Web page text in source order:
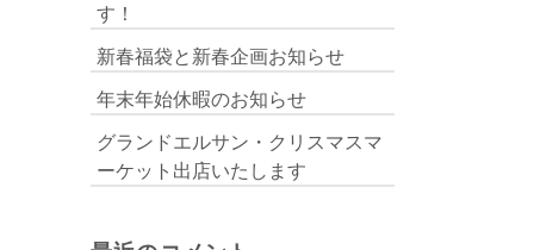
す！
新春福袋と新春企画お知らせ
年末年始休暇のお知らせ
グランドエルサン・クリスマスマ
ーケット出店いたします